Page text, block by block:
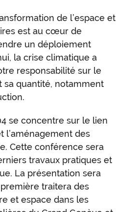
de l’espace et
est au cœur de
un déploiement
la crise climatique a
responsabilité sur le
sa quantité, notamment
se concentre sur le lien
l’aménagement des
Cette conférence sera
travaux pratiques et
La présentation sera
traitera des
et espace dans les